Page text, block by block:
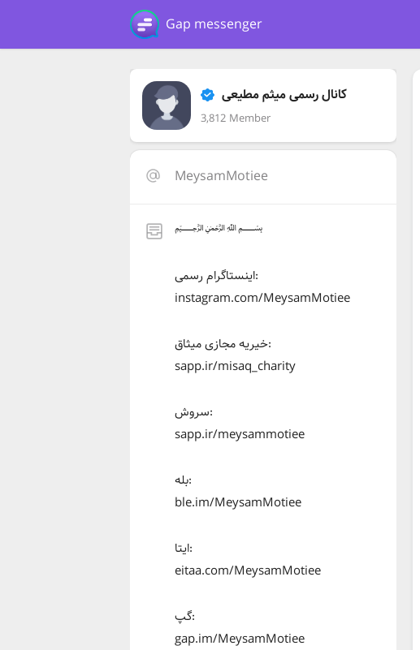
Gap messenger
کانال رسمی میثم مطیعی
3,812 Member
MeysamMotiee
﷽
اینستاگرام رسمی:
instagram.com/MeysamMotiee
خیریه مجازی میثاق:
sapp.ir/misaq_charity
سروش:
sapp.ir/meysammotiee
بله:
ble.im/MeysamMotiee
ایتا:
eitaa.com/MeysamMotiee
گپ:
gap.im/MeysamMotiee